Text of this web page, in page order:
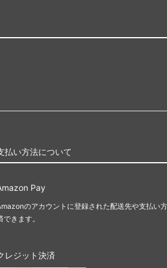
払い方法について
Pay
のアカウントに登録された配送先や支払い
できます。
レジット決済